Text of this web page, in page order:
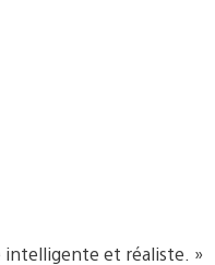
intelligente et réaliste. »